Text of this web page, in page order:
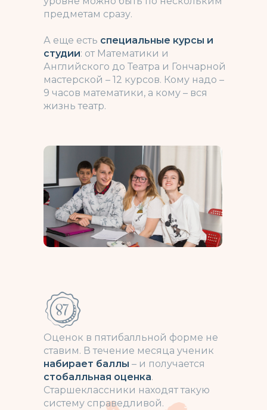
предметам сразу.
А еще есть специальные курсы и
студии: от Математики и
Английского до Театра и Гончарной
мастерской – 12 курсов. Кому надо –
9 часов математики, а кому – вся
жизнь театр.
Оценок в пятибалльной форме не
ставим. В течение месяца ученик
набирает баллы – и получается
стобалльная оценка.
Старшеклассники находят такую
систему справедливой.